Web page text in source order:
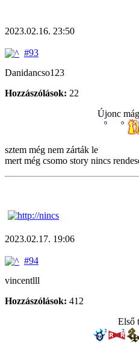
2023.02.16. 23:50
#93
Danidancso123
Hozzászólások: 22
Újonc
sztem még nem zárták le
mert még csomo story nincs
2023.02.17. 19:06
#94
vincentlll
Hozzászólások: 412
Első